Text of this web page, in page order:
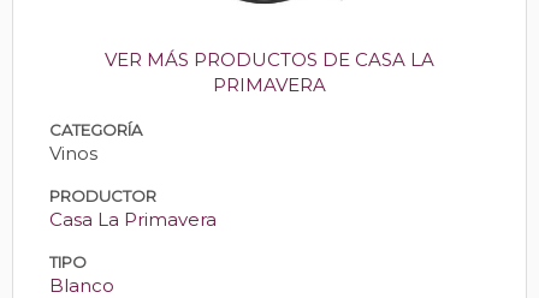
VER MÁS PRODUCTOS DE CASA LA
PRIMAVERA
CATEGORÍA
Vinos
PRODUCTOR
Casa La Primavera
TIPO
Blanco